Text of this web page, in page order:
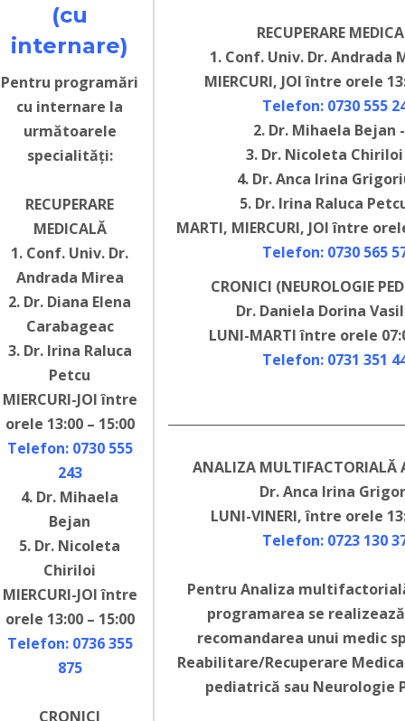
(cu
internare)
Pentru programări
cu internare la
următoarele
specialități:
RECUPERARE
MEDICALĂ
1. Conf. Univ. Dr.
Andrada Mirea
2. Dr. Diana Elena
Carabageac
3. Dr. Irina Raluca
Petcu
MIERCURI-JOI între
orele 13:00 – 15:00
Telefon: 0730 555
243
4. Dr. Mihaela
Bejan
5. Dr. Nicoleta
Chiriloi
MIERCURI-JOI între
orele 13:00 – 15:00
Telefon: 0736 355
875
CRONICI
RECUPERARE
1. Conf. Univ. Dr. Andrada
MIERCURI, JOI între orele
Telefon: 0730 555
2. Dr. Mihaela Bejan
3. Dr. Nicoleta Chiriloi
4. Dr. Anca Irina
5. Dr. Irina Raluca
MARTI, MIERCURI, JOI între
Telefon: 0730 565
CRONICI (NEUROLOGIE
Dr. Daniela Dorina
LUNI-MARTI între orele
Telefon: 0731 351
ANALIZA MULTIFACTORIALĂ
Dr. Anca Irina
LUNI-VINERI, între orele
Telefon: 0723 130
Pentru Analiza
programarea se
recomandarea unui medic
Reabilitare/Recuperare
pediatrică sau Neurologie